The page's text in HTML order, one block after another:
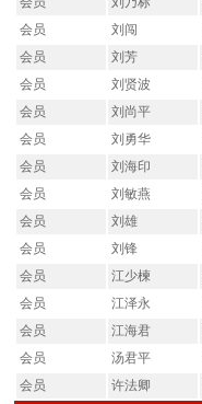
会员
刘闯
会员
刘芳
会员
刘贤波
会员
刘尚平
会员
刘勇华
会员
刘海印
会员
刘敏燕
会员
刘雄
会员
刘锋
会员
江少楝
会员
江泽永
会员
江海君
会员
汤君平
会员
许法卿